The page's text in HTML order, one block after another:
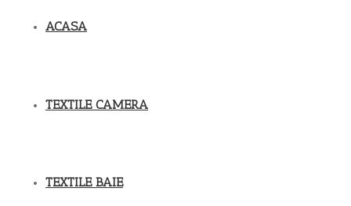
ACASA
TEXTILE CAMERA
TEXTILE BAIE